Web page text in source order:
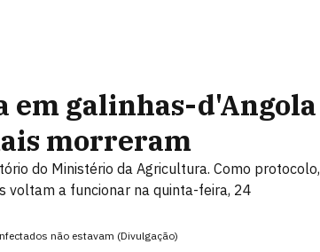
em galinhas-d'Angola
morreram
do Ministério da Agricultura. Como protocolo,
voltam a funcionar na quinta-feira, 24
não estavam (Divulgação)